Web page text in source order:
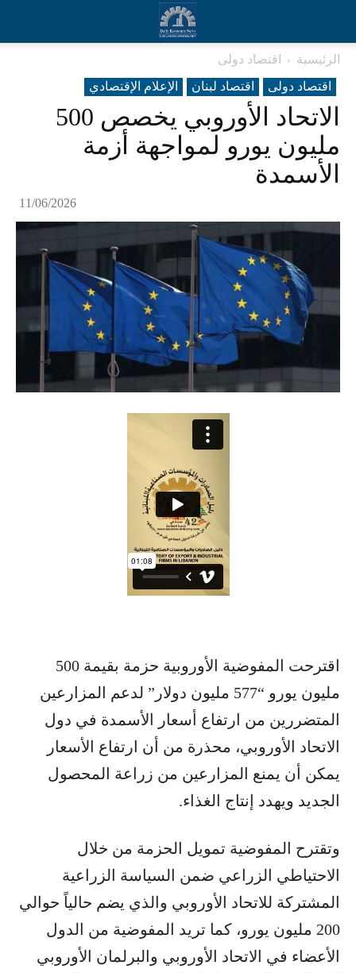
الرئيسية
اقتصاد دولی
اقتصاد دولی
اقتصاد لبنان الإعلام الإقتصادي
الاتحاد الأوروبي يخصص 500
مليون يورو لمواجهة أزمة
الأسمدة
11/06/2026
اقترحت المفوضية الأوروبية حزمة بقيمة 500
مليون يورو “577 مليون دولار” لدعم المزارعين
المتضررين من ارتفاع أسعار الأسمدة في دول
الاتحاد الأوروبي، محذرة من أن ارتفاع الأسعار
يمكن أن يمنع المزارعين من زراعة المحصول
الجديد ويهدد إنتاج الغذاء.
وتقترح المفوضية تمويل الحزمة من خلال
الاحتياطي الزراعي ضمن السياسة الزراعية
المشتركة للاتحاد الأوروبي والذي يضم حالياً حوالي
200 مليون يورو، كما تريد المفوضية من الدول
الأعضاء في الاتحاد الأوروبي والبرلمان الأوروبي